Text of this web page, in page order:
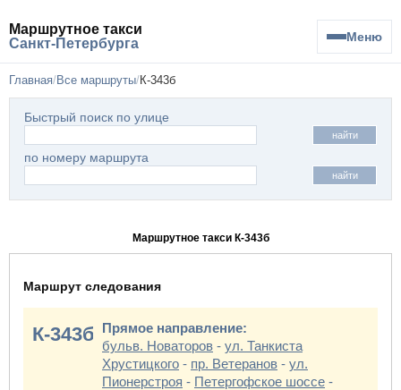
Маршрутное такси
Санкт-Петербурга
Меню
Главная Все маршруты К-343б
Быстрый поиск по улице
найти
по номеру маршрута
найти
Маршрутное такси К-343б
Маршрут следования
К-343б
Прямое направление:
бульв. Новаторов - ул. Танкиста
Хрустицкого - пр. Ветеранов - ул.
Пионерстроя - Петергофское шоссе -